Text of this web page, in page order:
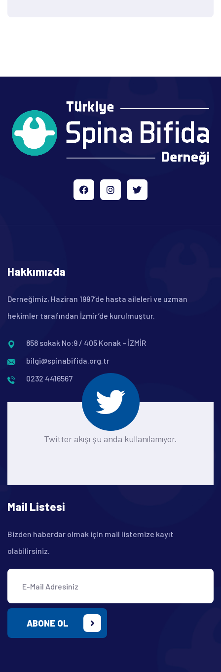
Hakkımızda
Derneğimiz, Haziran 1997’de hasta aileleri ve uzman
hekimler tarafından İzmir’de kurulmuştur.
858 sokak No:9 / 405 Konak – İZMİR
bilgi@spinabifida.org.tr
0232 4416567
Twitter akışı şu anda kullanılamıyor.
Mail Listesi
Bizden haberdar olmak için mail listemize kayıt
olabilirsiniz.
ABONE OL